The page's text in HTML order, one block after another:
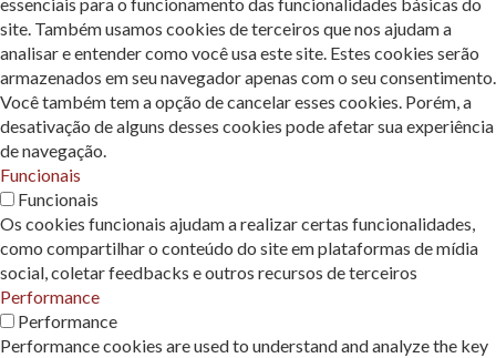
site. Também usamos cookies de terceiros que nos ajudam a
analisar e entender como você usa este site. Estes cookies serão
armazenados em seu navegador apenas com o seu consentimento.
Você também tem a opção de cancelar esses cookies. Porém, a
desativação de alguns desses cookies pode afetar sua experiência
de navegação.
Funcionais
Funcionais
Os cookies funcionais ajudam a realizar certas funcionalidades,
como compartilhar o conteúdo do site em plataformas de mídia
social, coletar feedbacks e outros recursos de terceiros
Performance
Performance
Performance cookies are used to understand and analyze the key